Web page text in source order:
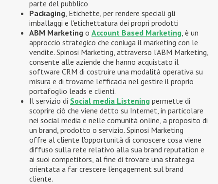
parte del pubblico
Packaging , Etichette, per rendere speciali gli
imballaggi e l'etichettatura dei propri prodotti
ABM Marketing o Account Based Marketing , è un
approccio strategico che coniuga il marketing con le
vendite. Spinosi Marketing, attraverso l'ABM Marketing,
consente alle aziende che hanno acquistato il
software CRM di costruire una modalità operativa su
misura e di trovarne l'efficacia nel gestire il proprio
portafoglio leads e clienti.
Il servizio di Social media Listening permette di
scoprire ciò che viene detto su Internet, in particolare
nei social media e nelle comunità online, a proposito di
un brand, prodotto o servizio. Spinosi Marketing
offre al cliente l'opportunità di conoscere cosa viene
diffuso sulla rete relativo alla sua brand reputation e
ai suoi competitors, al fine di trovare una strategia
orientata a far crescere l’engagement sul brand
cliente.